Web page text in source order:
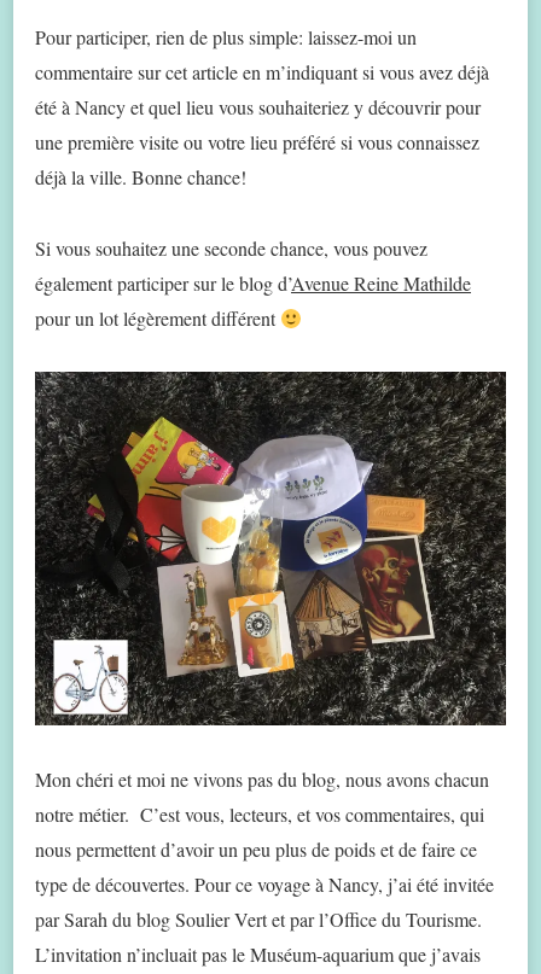
Pour participer, rien de plus simple: laissez-moi un
commentaire sur cet article en m’indiquant si vous avez déjà
été à Nancy et quel lieu vous souhaiteriez y découvrir pour
une première visite ou votre lieu préféré si vous connaissez
déjà la ville. Bonne chance!
Si vous souhaitez une seconde chance, vous pouvez
également participer sur le blog d’Avenue Reine Mathilde
pour un lot légèrement différent
Mon chéri et moi ne vivons pas du blog, nous avons chacun
notre métier. C’est vous, lecteurs, et vos commentaires, qui
nous permettent d’avoir un peu plus de poids et de faire ce
type de découvertes. Pour ce voyage à Nancy, j’ai été invitée
par Sarah du blog Soulier Vert et par l’Office du Tourisme.
L’invitation n’incluait pas le Muséum-aquarium que j’avais